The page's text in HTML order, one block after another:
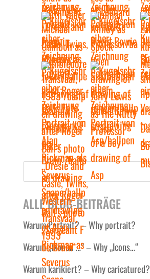
ALLE BLOG-BEITRÄGE
Warum Portrait? – Why portrait?
Warum „Ikonen …“ – Why „Icons…“
Warum karikiert? – Why caricatured?